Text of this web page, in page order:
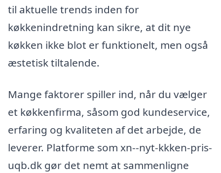
til aktuelle trends inden for
køkkenindretning kan sikre, at dit nye
køkken ikke blot er funktionelt, men også
æstetisk tiltalende.
Mange faktorer spiller ind, når du vælger
et køkkenfirma, såsom god kundeservice,
erfaring og kvaliteten af det arbejde, de
leverer. Platforme som xn--nyt-kkken-pris-
uqb.dk gør det nemt at sammenligne